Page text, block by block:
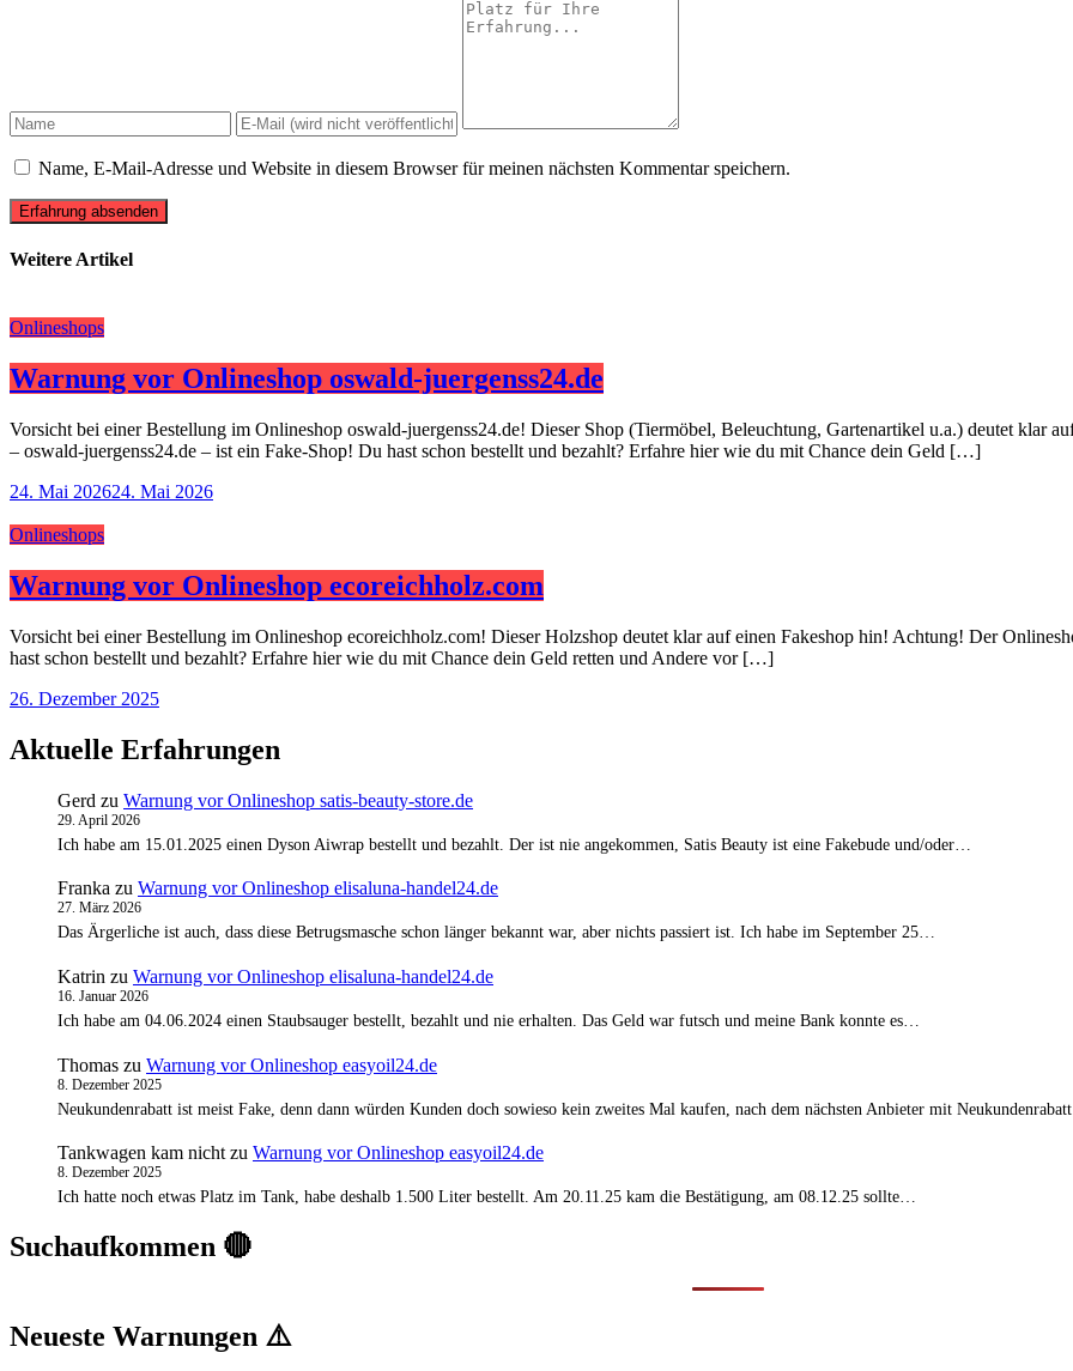
Name, E-Mail-Adresse und Website in diesem Browser für meinen nächsten Kommentar speichern.
Erfahrung absenden
Weitere Artikel
Onlineshops
Warnung vor Onlineshop oswald-juergenss24.de
Vorsicht bei einer Bestellung im Onlineshop oswald-juergenss24.de! Dieser Shop (Tiermöbel, Beleuchtung, Gartenartikel u.a.) deutet klar
– oswald-juergenss24.de – ist ein Fake-Shop! Du hast schon bestellt und bezahlt? Erfahre hier wie du mit Chance dein Geld […]
24. Mai 202624. Mai 2026
Onlineshops
Warnung vor Onlineshop ecoreichholz.com
Vorsicht bei einer Bestellung im Onlineshop ecoreichholz.com! Dieser Holzshop deutet klar auf einen Fakeshop hin! Achtung! Der
hast schon bestellt und bezahlt? Erfahre hier wie du mit Chance dein Geld retten und Andere vor […]
26. Dezember 2025
Aktuelle Erfahrungen
Gerd zu Warnung vor Onlineshop satis-beauty-store.de
29. April 2026
Ich habe am 15.01.2025 einen Dyson Aiwrap bestellt und bezahlt. Der ist nie angekommen, Satis Beauty ist eine Fakebude und/oder…
Franka zu Warnung vor Onlineshop elisaluna-handel24.de
27. März 2026
Das Ärgerliche ist auch, dass diese Betrugsmasche schon länger bekannt war, aber nichts passiert ist. Ich habe im September 25…
Katrin zu Warnung vor Onlineshop elisaluna-handel24.de
16. Januar 2026
Ich habe am 04.06.2024 einen Staubsauger bestellt, bezahlt und nie erhalten. Das Geld war futsch und meine Bank konnte es…
Thomas zu Warnung vor Onlineshop easyoil24.de
8. Dezember 2025
Neukundenrabatt ist meist Fake, denn dann würden Kunden doch sowieso kein zweites Mal kaufen, nach dem nächsten Anbieter mit
Tankwagen kam nicht zu Warnung vor Onlineshop easyoil24.de
8. Dezember 2025
Ich hatte noch etwas Platz im Tank, habe deshalb 1.500 Liter bestellt. Am 20.11.25 kam die Bestätigung, am 08.12.25 sollte…
Suchaufkommen 🔴
Neueste Warnungen ⚠️